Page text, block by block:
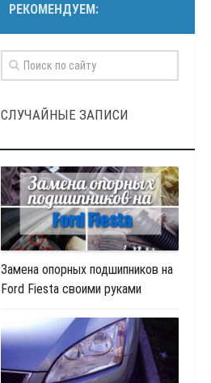
РЕКОМЕНДУЕМ:
СЛУЧАЙНЫЕ ЗАПИСИ
Замена опорных подшипников на
Ford Fiesta своими руками